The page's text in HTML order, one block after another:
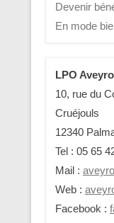
Devenir
En mode
LPO
10, rue du
Cruéjouls
12340
Tel : 05 65
Mail :
Web :
Facebook :